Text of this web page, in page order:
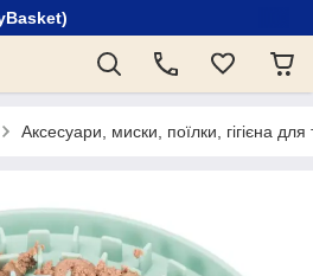
Аксесуари, миски, поїлки, гігієна для